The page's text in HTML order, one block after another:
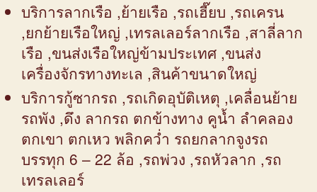
บริการลากเรือ ,ย้ายเรือ ,รถเฮี๊ยบ ,รถเครน
,ยกย้ายเรือใหญ่ ,เทรลเลอร์ลากเรือ ,สาลี่ลาก
เรือ ,ขนส่งเรือใหญ่ข้ามประเทศ ,ขนส่ง
เครื่องจักรทางทะเล ,สินค้าขนาดใหญ่
บริการกู้ซากรถ ,รถเกิดอุบัติเหตุ ,เคลื่อนย้าย
รถพัง ,ดึง ลากรถ ตกข้างทาง คูน้ำ ลำคลอง
ตกเขา ตกเหว พลิกคว่ำ รถยกลากจูงรถ
บรรทุก 6 – 22 ล้อ ,รถพ่วง ,รถหัวลาก ,รถ
เทรลเลอร์